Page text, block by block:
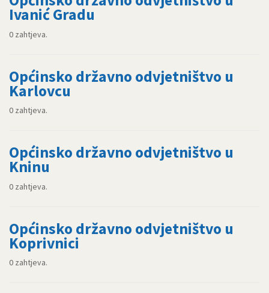
Ivanić Gradu
0 zahtjeva.
Općinsko državno odvjetništvo u
Karlovcu
0 zahtjeva.
Općinsko državno odvjetništvo u
Kninu
0 zahtjeva.
Općinsko državno odvjetništvo u
Koprivnici
0 zahtjeva.